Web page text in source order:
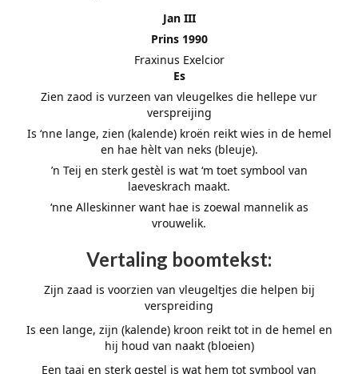
Jan III
Prins 1990
Fraxinus Exelcior
Es
Zien zaod is vurzeen van vleugelkes die hellepe vur
verspreijing
Is ‘nne lange, zien (kalende) kroën reikt wies in de hemel
en hae hèlt van neks (bleuje).
’n Teij en sterk gestèl is wat ‘m toet symbool van
laeveskrach maakt.
‘nne Alleskinner want hae is zoewal mannelik as
vrouwelik.
Vertaling boomtekst:
Zijn zaad is voorzien van vleugeltjes die helpen bij
verspreiding
Is een lange, zijn (kalende) kroon reikt tot in de hemel en
hij houd van naakt (bloeien)
Een taai en sterk gestel is wat hem tot symbool van